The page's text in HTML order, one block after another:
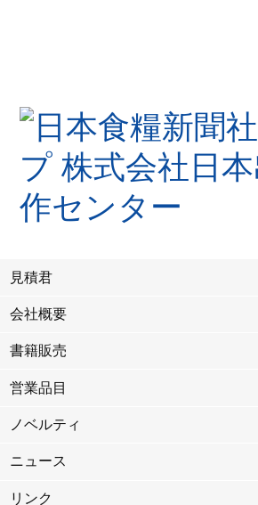
見積君
会社概要
書籍販売
営業品目
ノベルティ
ニュース
リンク